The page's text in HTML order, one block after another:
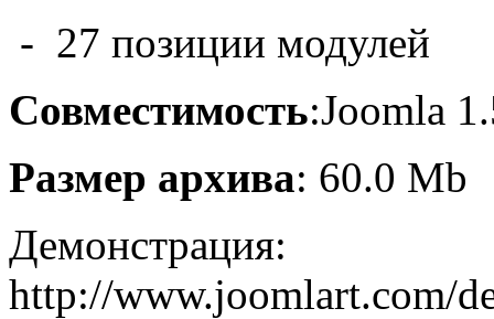
- 27 позиции модулей
Совместимость:Joomla
Размер архива: 60.0 Mb
Демонстрация:
http://www.joomlart.com/